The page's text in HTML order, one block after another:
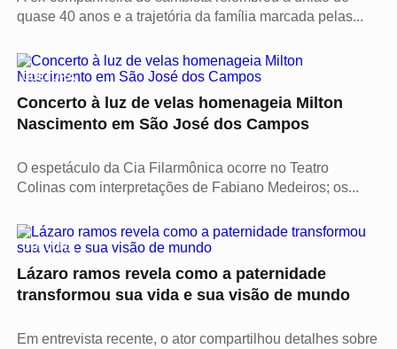
quase 40 anos e a trajetória da família marcada pelas...
CULTURA
Concerto à luz de velas homenageia Milton
Nascimento em São José dos Campos
O espetáculo da Cia Filarmônica ocorre no Teatro
Colinas com interpretações de Fabiano Medeiros; os...
CULTURA
Lázaro ramos revela como a paternidade
transformou sua vida e sua visão de mundo
Em entrevista recente, o ator compartilhou detalhes sobre